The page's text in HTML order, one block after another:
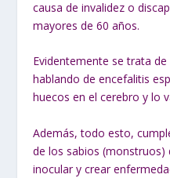
causa de invalidez o
mayores de 60 años.
Evidentemente se trata
hablando de encefalitis
huecos en el cerebro y lo
Además, todo esto,
de los sabios (monstruos)
inocular y crear